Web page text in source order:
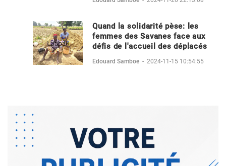
Quand la solidarité pèse: les
femmes des Savanes face aux
défis de l'accueil des déplacés
Edouard Samboe - 2024-11-15 10:54:55